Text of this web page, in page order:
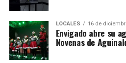
LOCALES 16 de
Envigado abre su
Novenas de